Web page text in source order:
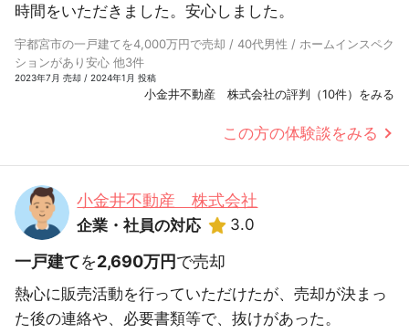
時間をいただきました。安心しました。
宇都宮市の一戸建てを4,000万円で売却 / 40代男性 / ホームインスペク
ションがあり安心 他3件
2023年7月 売却 / 2024年1月 投稿
小金井不動産 株式会社の評判（10件）をみる
この方の体験談をみる
小金井不動産 株式会社
企業・社員の対応 3.0
一戸建てを2,690万円で売却
熱心に販売活動を行っていただけたが、売却が決まっ
た後の連絡や、必要書類等で、抜けがあった。